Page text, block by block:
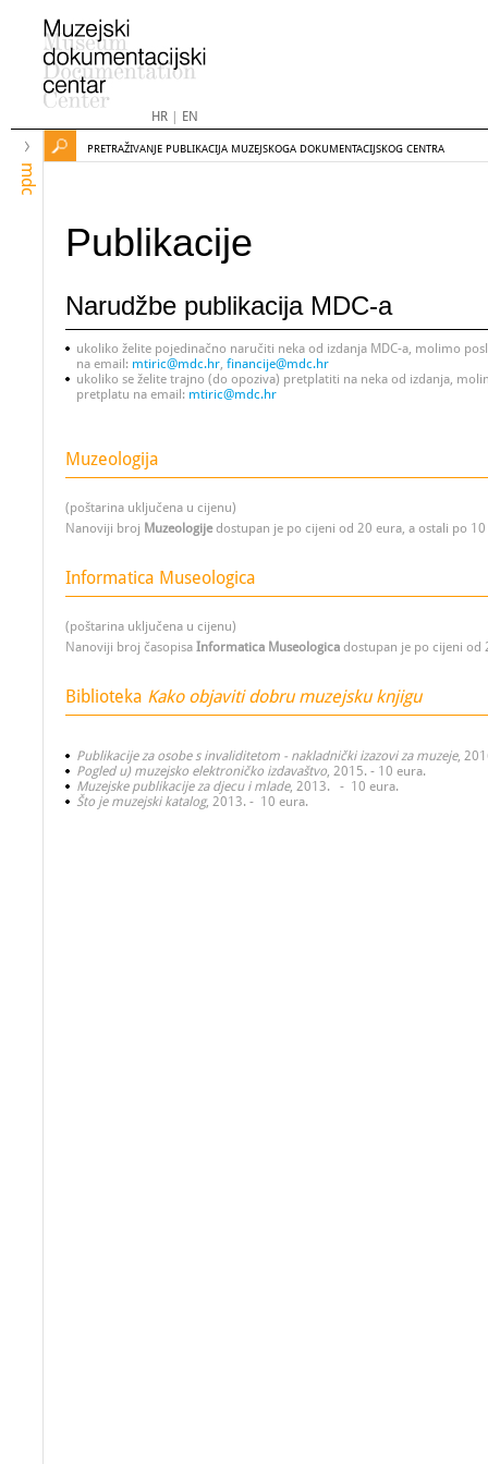
HR| EN
mdc
PRETRAŽIVANJE PUBLIKACIJA MUZEJSKOGA DOKUMENTACIJSKOG CENTRA
Publikacije
Narudžbe publikacija MDC-a
ukoliko želite pojedinačno naručiti neka od izdanja MDC-a, molimo
na email: mtiric@mdc.hr, financije@mdc.hr
ukoliko se želite trajno (do opoziva) pretplatiti na neka od izdanja,
pretplatu na email: mtiric@mdc.hr
Muzeologija
(poštarina uključena u cijenu)
Nanoviji broj Muzeologijedostupan je po cijeni od 20 eura, a ostali po 10
Informatica Museologica
(poštarina uključena u cijenu)
Nanoviji broj časopisa Informatica Museologica dostupan je po cijeni od
Biblioteka Kako objaviti dobru muzejsku knjigu
Publikacije za osobe s invaliditetom - nakladnički izazovi za muzeje,
Pogled u) muzejsko elektroničko izdavaštvo, 2015. - 10 eura.
Muzejske publikacije za djecu i mlade, 2013. - 10 eura.
Što je muzejski katalog, 2013. - 10 eura.